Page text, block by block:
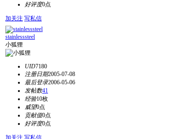
好评度0点
加关注 写私信
stainlesssteel
小狐狸
UID7180
注册日期2005-07-08
最后登录2006-05-06
发帖数41
经验10枚
威望0点
贡献值0点
好评度0点
加关注 写私信